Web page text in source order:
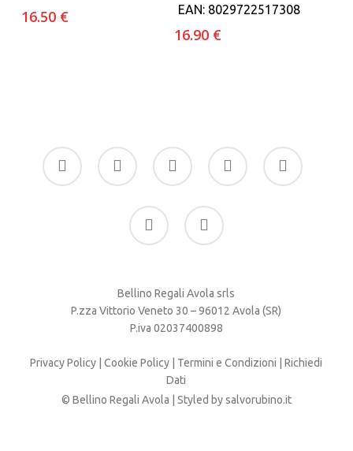
16.50 € EAN: 8029722517308
16.90 €
facebook
google-
plus
instagram whatsapp tiktok
phone email
Bellino Regali Avola srls
P.zza Vittorio Veneto 30 – 96012 Avola (SR)
P.iva 02037400898
Privacy Policy |Cookie Policy Termini e Condizioni |Richiedi
Dati
© Bellino Regali Avola | Styled bysalvorubino.it